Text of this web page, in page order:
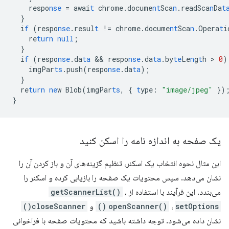
response = await chrome.documentScan .readScanDa
}
if (response.result != chrome.documentScan .Operat
return null ;
}
if (response.data && response.data.byteLength > 0)
imgParts .push(response.data);
}
return new Blob(imgParts, { type : "image/jpeg" }
}
یک صفحه به اندازه نامه را اسکن کنید
این مثال نحوه انتخاب یک اسکنر، تنظیم گزینه‌های آن و باز کردن آن را
نشان می‌دهد. سپس محتویات یک صفحه را بازیابی کرده و اسکنر را
می‌بندد. این فرآیند با استفاده از
getScannerList() ،
openScanner() ، setOptions() و closeScanner()
نشان داده می‌شود. توجه داشته باشید که محتویات صفحه با فراخوانی